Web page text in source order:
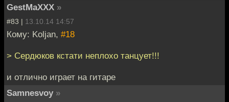
GestMaXXX »
#83 | 13.10.14 14:57
Кому: Koljan, #18
> Сердюков кстати неплохо танцует!!!
и отлично играет на гитаре
Samnesvoy »